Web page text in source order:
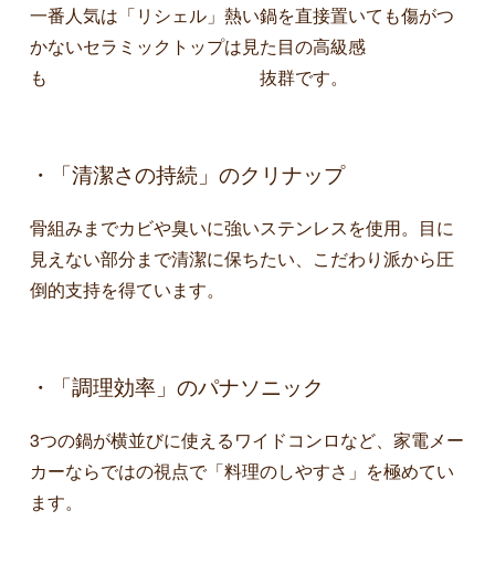
一番人気は「リシェル」熱い鍋を直接置いても傷がつ
かないセラミックトップは見た目の高級感
も 抜群です。
・「清潔さの持続」のクリナップ
骨組みまでカビや臭いに強いステンレスを使用。目に
見えない部分まで清潔に保ちたい、こだわり派から圧
倒的支持を得ています。
・「調理効率」のパナソニック
3つの鍋が横並びに使えるワイドコンロなど、家電メー
カーならではの視点で「料理のしやすさ」を極めてい
ます。